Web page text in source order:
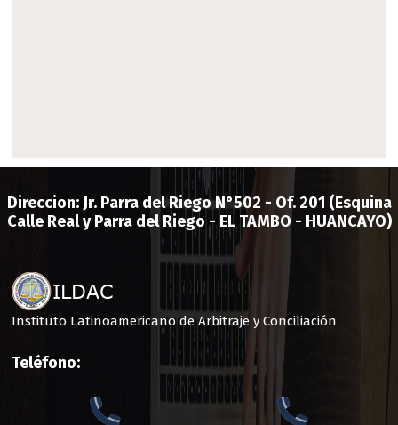
Direccion: Jr. Parra del Riego N°502 - Of. 201 (Esquina
Calle Real y Parra del Riego - EL TAMBO - HUANCAYO)
Instituto Latinoamericano de Arbitraje y Conciliación
Teléfono: